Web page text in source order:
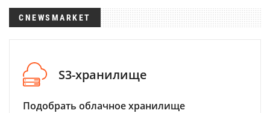
CNEWSMARKET
S3-хранилище
Подобрать облачное хранилище